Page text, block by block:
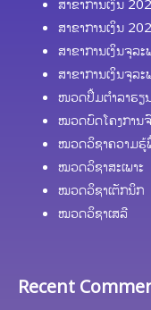
ສາຂາການເງິນ
ສາຂາການເງິນຈຸລ
ສາຂາການເງິນຈຸລ
ໜວດປຶ້ມຕຳລາຮຽ
ໝວດບົດໂຄງການ
ໝວດວິຊາຄວາມຮູ້
ໝວດວິຊາສະເພາະ
ໝວດວິຊາເຕັກນິກ
ໝວດວິຊາເສລີ
Recent